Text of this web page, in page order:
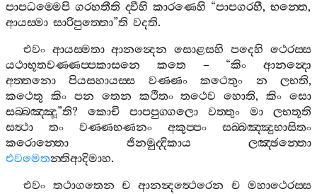
පාපධම‍්මෙපි ගරහතීති ද‍්වීහි කාරණෙහි “පාපගරහී, භන‍්තෙ,
ආයස‍්මා සාරිපුත‍්තො”ති වදති.
එවං ආයස‍්මතා ආනන්‍දෙන සොළසහි පදෙහි ථෙරස‍්ස
යථාභූතවණ‍්ණප‍්පකාසනෙ
කතෙ – “කිං
ආනන්‍දො
අත‍්තනො
පියසහායස‍්ස වණ‍්ණං කථෙතුං න ලභති,
කථෙතු
කිං පන තෙන කථිතං තථෙව හොති,කිං සො
සබ‍්බඤ‍්ඤූ”ති? කොචි පාපපුග‍්ගලො වත‍්තුං මා
ලභතූති
සත්‍ථා
තං වණ‍්ණභණනං අකුප‍්පං
සබ‍්බඤ‍්ඤුභාසිතං
කරොන‍්තො
ජිනමුද‍්දිකාය
ලඤ‍්ඡන‍්තො
එවමෙතන‍්තිආදිමාහ.
එවං තථාගතෙන ච ආනන්‍දත්‍ථෙරෙන ච මහාථෙරස‍්ස